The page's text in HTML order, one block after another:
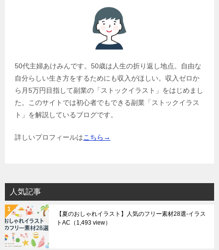
50代主婦あけみんです。50歳は人生の折り返し地点。自由な
自分らしい生き方をするためにも収入がほしい。収入ゼロか
ら月5万円目指して副業の「ストックイラスト」をはじめまし
た。このサイトでは初心者でもできる副業「ストックイラス
ト」を解説しているブログです。
詳しいプロフィールはこちら→
人気記事
【夏のおしゃれイラスト】人気のフリー素材28選-イラス
トAC （1,493 view）